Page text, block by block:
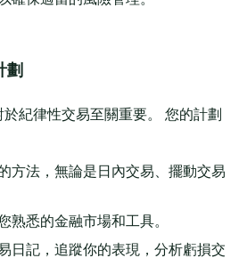
劃
紀律性交易至關重要。 您的計劃
方法，無論是日內交易、擺動交易
熟悉的金融市場和工具。
日記，追蹤你的表現，分析虧損交